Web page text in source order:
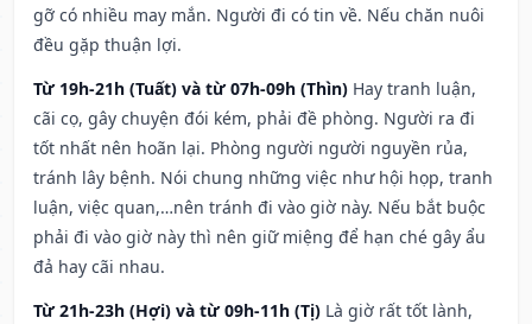
gỡ có nhiều may mắn. Người đi có tin về. Nếu chăn nuôi
đều gặp thuận lợi.
Từ 19h-21h (Tuất) và từ 07h-09h (Thìn) Hay tranh luận,
cãi cọ, gây chuyện đói kém, phải đề phòng. Người ra đi
tốt nhất nên hoãn lại. Phòng người người nguyền rủa,
tránh lây bệnh. Nói chung những việc như hội họp, tranh
luận, việc quan,…nên tránh đi vào giờ này. Nếu bắt buộc
phải đi vào giờ này thì nên giữ miệng để hạn ché gây ẩu
đả hay cãi nhau.
Từ 21h-23h (Hợi) và từ 09h-11h (Tị) Là giờ rất tốt lành,